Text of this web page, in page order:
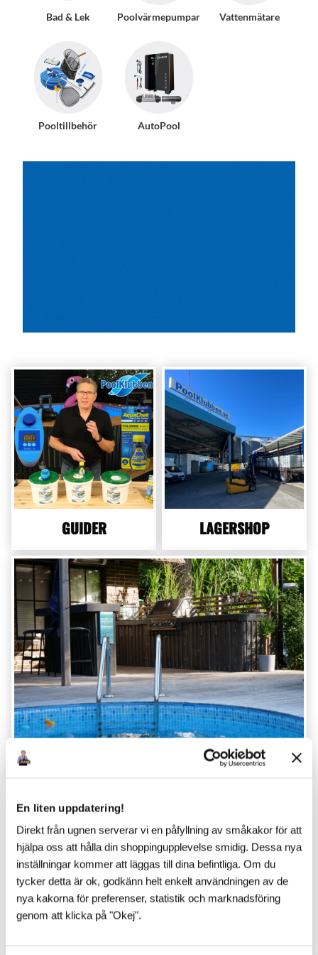
En liten uppdatering!
Direkt från ugnen serverar vi en påfyllning av småkakor för att
hjälpa oss att hålla din shoppingupplevelse smidig. Dessa nya
inställningar kommer att läggas till dina befintliga. Om du
tycker detta är ok, godkänn helt enkelt användningen av de
nya kakorna för preferenser, statistik och marknadsföring
genom att klicka på "Okej".
Bad & Lek Poolvärmepumpar Vattenmätare
Pooltillbehör AutoPool
GUIDER LAGERSHOP
TIPS & INSPIRATION
Senaste inlägg